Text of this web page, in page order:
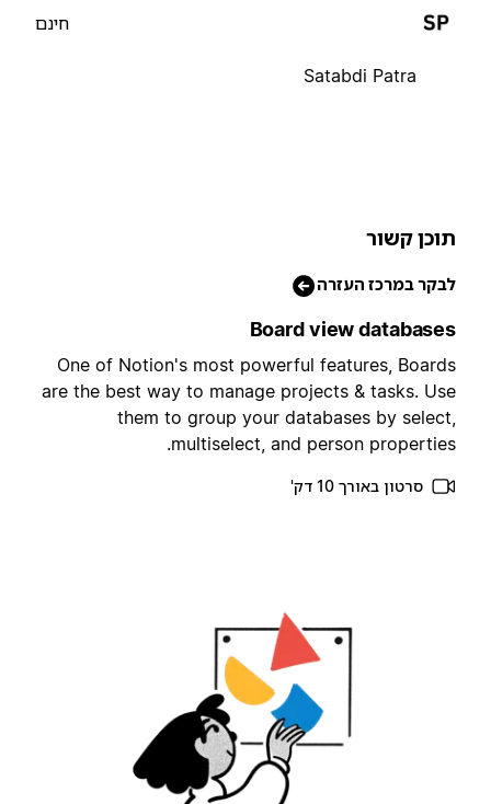
Satabdi Patra
קשור
במרכז העזרה
Board view
One of Notion's most powerful features,
are the best way to manage projects & tasks.
them to group your databases by
multiselect, and person
סרטון באורך 10 דק'